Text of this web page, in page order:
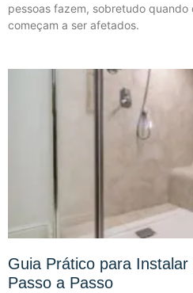
pessoas fazem, sobretudo quando
começam a ser afetados.
Guia Prático para
Passo a Passo